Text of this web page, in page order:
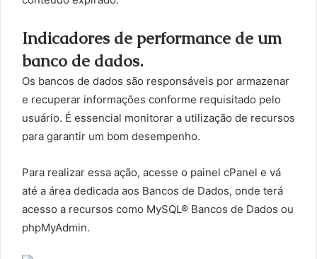
Indicadores de performance de um
banco de dados.
Os bancos de dados são responsáveis por armazenar
e recuperar informações conforme requisitado pelo
usuário. É essencial monitorar a utilização de recursos
para garantir um bom desempenho.
Para realizar essa ação, acesse o painel cPanel e vá
até a área dedicada aos Bancos de Dados, onde terá
acesso a recursos como MySQL® Bancos de Dados ou
phpMyAdmin.